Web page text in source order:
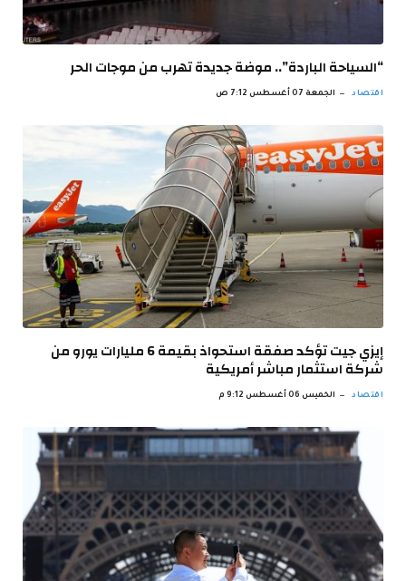
“السياحة الباردة”.. موضة جديدة تهرب من موجات الحر
اقتصاد الجمعة 07 أغسطس 7:12 ص
إيزي جيت تؤكد صفقة استحواذ بقيمة 6 مليارات يورو من
شركة استثمار مباشر أمريكية
اقتصاد الخميس 06 أغسطس 9:12 م